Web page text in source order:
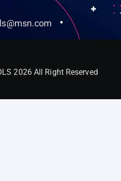
2026 All Right Reserved